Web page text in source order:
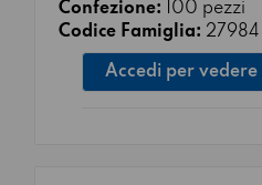
Confezione: 100 pezzi
Codice Famiglia: 27984
Accedi per vedere